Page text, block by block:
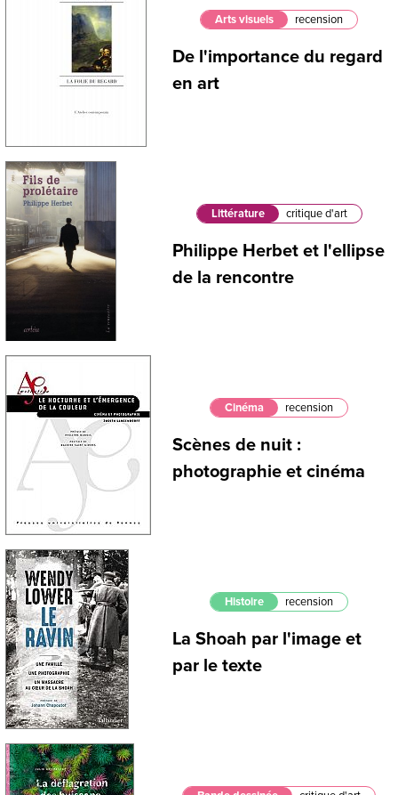
Arts visuels recension
De l'importance du regard
en art
Littérature critique d'art
Philippe Herbet et l'ellipse
de la rencontre
Cinéma recension
Scènes de nuit :
photographie et cinéma
Histoire recension
La Shoah par l'image et
par le texte